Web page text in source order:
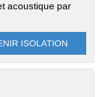
acoustique par
ISOLATION